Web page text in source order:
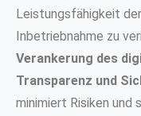
Leistungsfähigkeit
Inbetriebnahme zu
Verankerung des
Transparenz und
minimiert Risiken